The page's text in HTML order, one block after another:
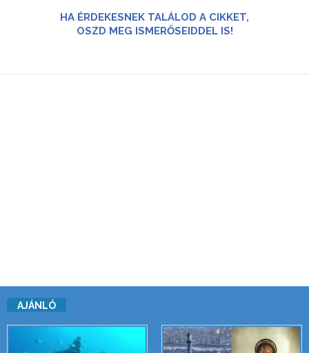
HA ÉRDEKESNEK TALÁLOD A CIKKET,
OSZD MEG ISMERŐSEIDDEL IS!
AJÁNLÓ